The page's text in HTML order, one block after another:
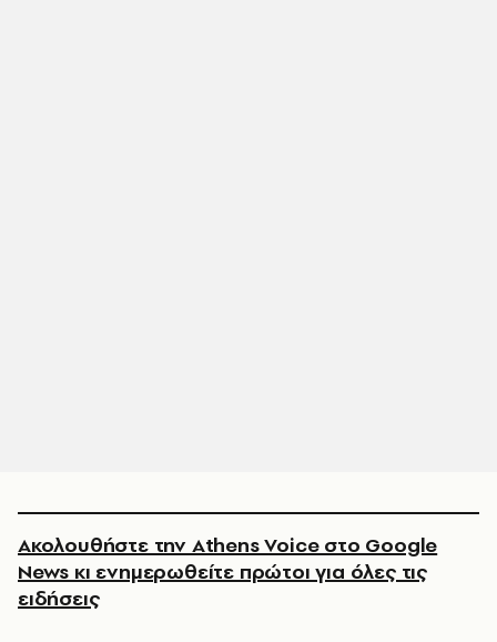
Ακολουθήστε την Athens Voice στο Google
News κι ενημερωθείτε πρώτοι για όλες τις
ειδήσεις